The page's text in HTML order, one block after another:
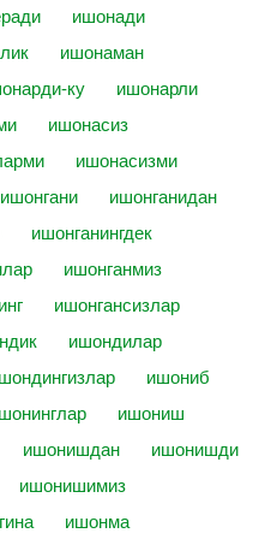
ишонади
ишонаман
ку
ишонарли
ишонасиз
ишонасизми
ишонгани
ишонганидан
ишонганингдек
ишонганмиз
ишонгансизлар
ишондилар
ишониб
ишониш
ишонишдан
ишонишди
ишонишимиз
ишонма